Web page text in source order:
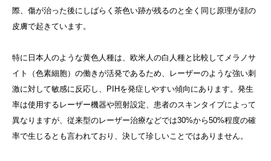
際、傷が治った後にしばらく茶色い跡が残るのと全く同じ原理が顔の
皮膚で起きています。
特に日本人のような黄色人種は、欧米人の白人種と比較してメラノサ
イト（色素細胞）の働きが活発であるため、レーザーのような強い刺
激に対して敏感に反応し、PIHを発症しやすい傾向にあります。発生
率は使用するレーザー機器や照射設定、患者のスキンタイプによって
異なりますが、従来型のレーザー治療などでは30%から50%程度の確
率で生じるとも言われており、決して珍しいことではありません。